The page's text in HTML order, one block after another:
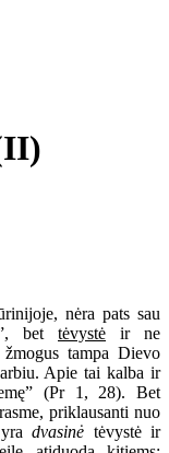
nėra pats sau
bet tėvystė ir ne
tampa Dievo
Apie tai kalba ir
(Pr 1, 28). Bet
priklausanti nuo
yradvasinė tėvystė ir